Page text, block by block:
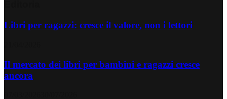
Libri per ragazzi: cresce il valore, non i lettori
Il mercato dei libri per bambini e ragazzi cresce
ancora